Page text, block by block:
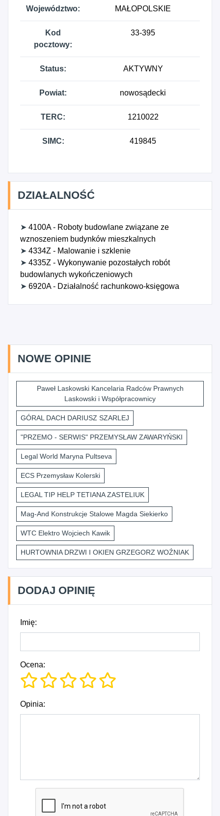
Województwo: MAŁOPOLSKIE
Kod
pocztowy:
33-395
Status: AKTYWNY
Powiat: nowosądecki
TERC: 1210022
SIMC: 419845
DZIAŁALNOŚĆ
➤ 4100A - Roboty budowlane związane ze
wznoszeniem budynków mieszkalnych
➤ 4334Z - Malowanie i szklenie
➤ 4335Z - Wykonywanie pozostałych robót
budowlanych wykończeniowych
➤ 6920A - Działalność rachunkowo-księgowa
NOWE OPINIE
Paweł Laskowski Kancelaria Radców Prawnych
Laskowski i Współpracownicy
GÓRAL DACH DARIUSZ SZARLEJ
"PRZEMO - SERWIS" PRZEMYSŁAW ZAWARYŃSKI
Legal World Maryna Pultseva
ECS Przemysław Kolerski
LEGAL TIP HELP TETIANA ZASTELIUK
Mag-And Konstrukcje Stalowe Magda Siekierko
WTC Elektro Wojciech Kawik
HURTOWNIA DRZWI I OKIEN GRZEGORZ WOŹNIAK
DODAJ OPINIĘ
Imię:
Ocena:
Opinia: